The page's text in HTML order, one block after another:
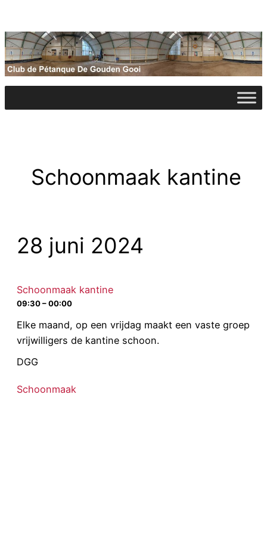
de
inhoud
Schoonmaak kantine
28 juni 2024
Schoonmaak kantine
09:30 – 00:00
Elke maand, op een vrijdag maakt een vaste groep
vrijwilligers de kantine schoon.
DGG
Schoonmaak